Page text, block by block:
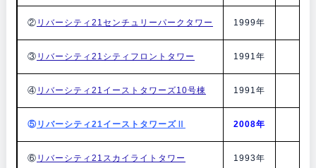
② リバーシティ21センチュリーパークタワー 1999年
③ リバーシティ21シティフロントタワー 1991年
④ リバーシティ21イーストタワーズ10号棟 1991年
⑤ リバーシティ21イーストタワーズⅡ 2008年
⑥ リバーシティ21スカイライトタワー 1993年